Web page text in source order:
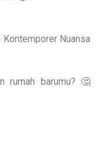
Nuansa
rumah barumu? 🤔